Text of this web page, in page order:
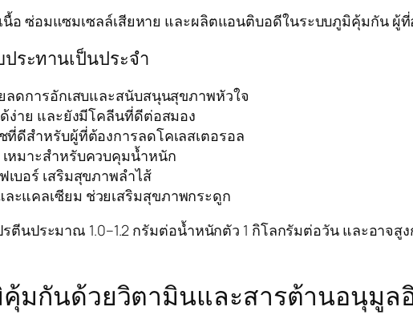
อ ซ่อมแซมเซลล์เสียหาย และผลิตแอนติบอดีในระบบภูมิคุ้มกัน ผู้ที่
ระทานเป็นประจำ
ลดการอักเสบและสนับสนุนสุขภาพหัวใจ
ง่าย และยังมีโคลีนที่ดีต่อสมอง
ดีสำหรับผู้ที่ต้องการลดโคเลสเตอรอล
หมาะสำหรับควบคุมน้ำหนัก
บอร์ เสริมสุขภาพลำไส้
ะแคลเซียม ช่วยเสริมสุขภาพกระดูก
ตีนประมาณ 1.0–1.2 กรัมต่อน้ำหนักตัว 1 กิโลกรัมต่อวัน และอาจ
คุ้มกันด้วยวิตามินและสารต้านอนุมูล